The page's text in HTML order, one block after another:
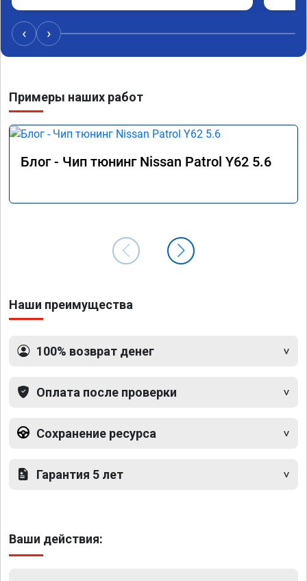
‹ ›
Примеры наших работ
Блог - Чип тюнинг Nissan Patrol Y62 5.6
Наши преимущества
100% возврат денег
Оплата после проверки
Сохранение ресурса
Гарантия 5 лет
Ваши действия: